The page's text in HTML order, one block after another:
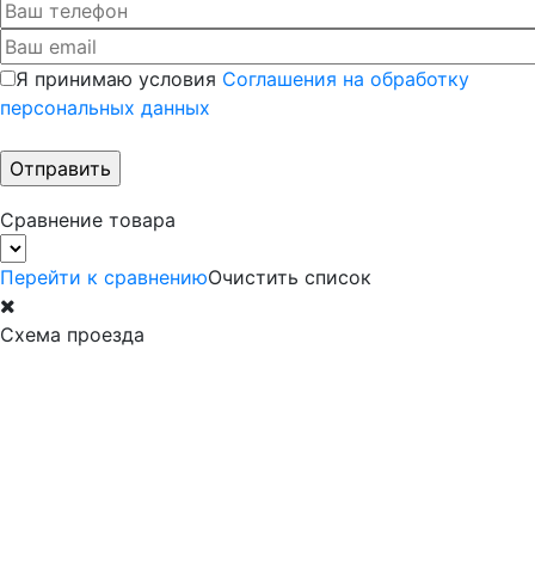
Я принимаю условия Соглашения на обработку
персональных данных
Сравнение товара
Перейти к сравнениюОчистить список
Схема проезда